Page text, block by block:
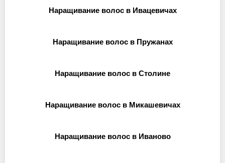
Наращивание волос в Ивацевичах
Наращивание волос в Пружанах
Наращивание волос в Столине
Наращивание волос в Микашевичах
Наращивание волос в Иваново